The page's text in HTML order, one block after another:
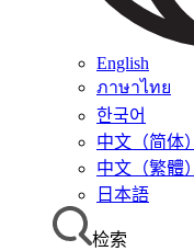
English
ภาษาไทย
한국어
中文（简体）
中文（繁體）
日本語
检索